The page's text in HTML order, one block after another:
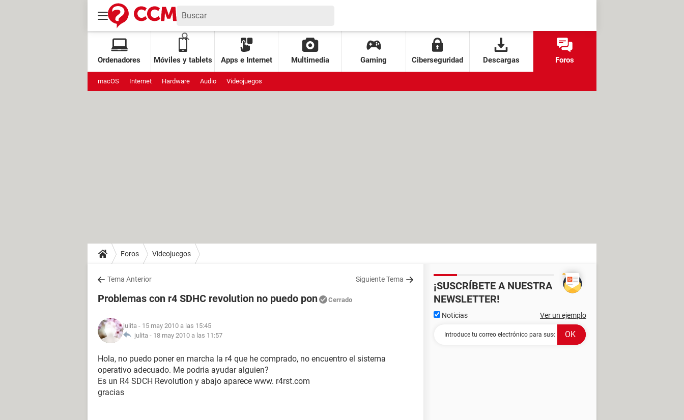
Ordenadores Móviles y tablets Apps e Internet Multimedia Gaming Ciberseguridad Descargas Foros
macOS Internet Hardware Audio Videojuegos
Foros Videojuegos
Tema Anterior Siguiente Tema
Problemas con r4 SDHC revolution no puedo pon Cerrado
julita - 15 may 2010 a las 15:45
julita - 18 may 2010 a las 11:57
Hola, no puedo poner en marcha la r4 que he comprado, no encuentro el sistema
operativo adecuado. Me podria ayudar alguien?
Es un R4 SDCH Revolution y abajo aparece www. r4rst.com
gracias
¡SUSCRÍBETE A NUESTRA
NEWSLETTER!
Noticias Ver un ejemplo